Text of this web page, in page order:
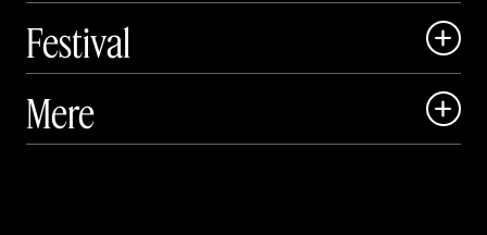
Festival

 Art Matter Festival
Mere 